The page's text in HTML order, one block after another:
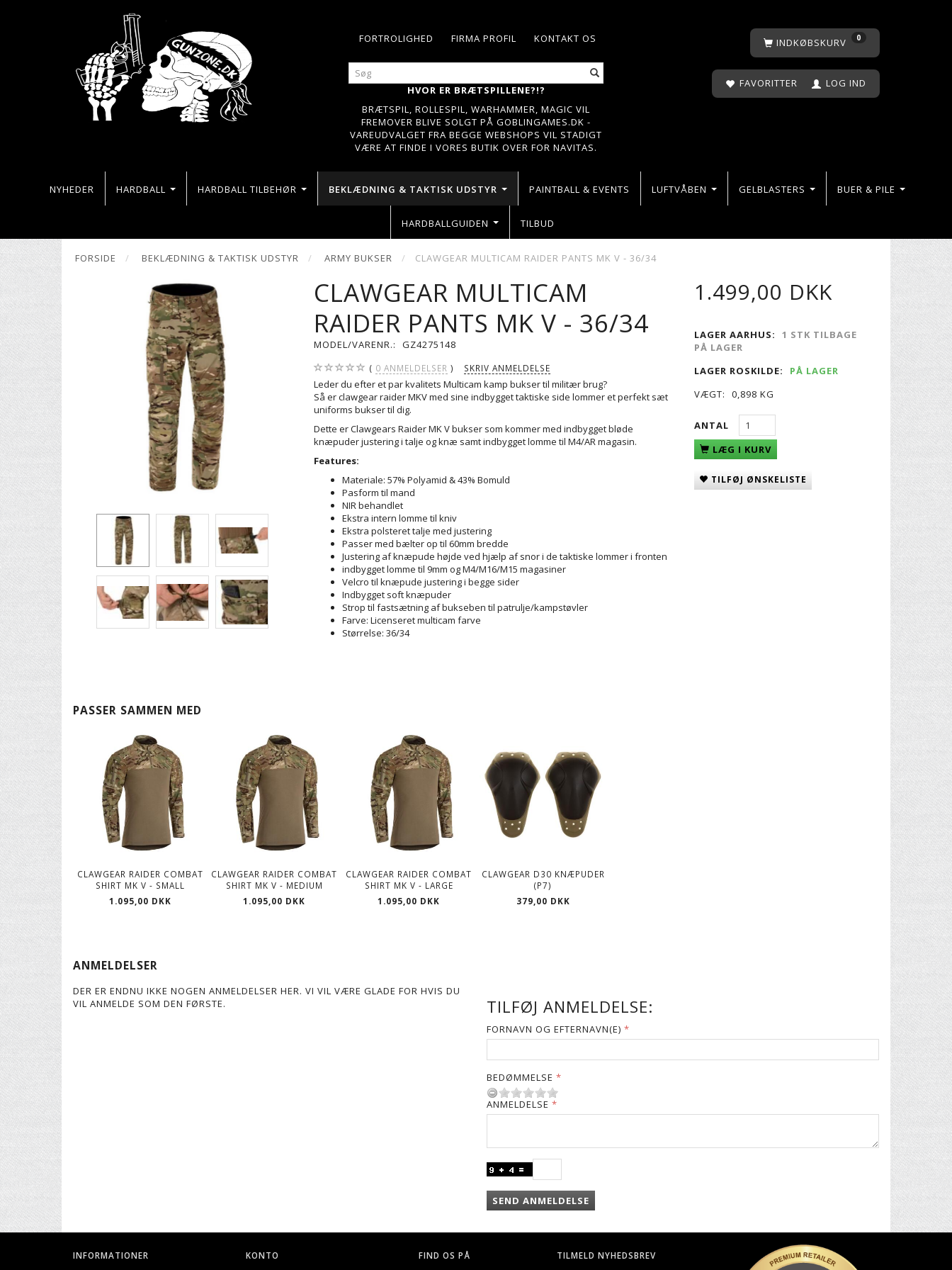
KONTAKT OS
FIRMA PROFIL
FORTROLIGHED
HVOR ER BRÆTSPILLENE?!?
BRÆTSPIL, ROLLESPIL, WARHAMMER, MAGIC VIL
FREMOVER BLIVE SOLGT PÅ GOBLINGAMES.DK -
VAREUDVALGET FRA BEGGE WEBSHOPS VIL STADIGT
VÆRE AT FINDE I VORES BUTIK OVER FOR NAVITAS.
INDKØBSKURV 0
FAVORITTER LOG IND
NYHEDER HARDBALL HARDBALL TILBEHØR BEKLÆDNING & TAKTISK UDSTYR PAINTBALL & EVENTS LUFTVÅBEN GELBLASTERS BUER & PILE
HARDBALLGUIDEN TILBUD
FORSIDE BEKLÆDNING & TAKTISK UDSTYR ARMY BUKSER CLAWGEAR MULTICAM RAIDER PANTS MK V - 36/34
CLAWGEAR MULTICAM
RAIDER PANTS MK V - 36/34
MODEL/VARENR.: GZ4275148
0 ANMELDELSER SKRIV ANMELDELSE
Leder du efter et par kvalitets Multicam kamp bukser til militær brug?
Så er clawgear raider MKV med sine indbygget taktiske side lommer et perfekt sæt
uniforms bukser til dig.
Dette er Clawgears Raider MK V bukser som kommer med indbygget bløde
knæpuder justering i talje og knæ samt indbygget lomme til M4/AR magasin.
Features:
Materiale: 57% Polyamid & 43% Bomuld
Pasform til mand
NIR behandlet
Ekstra intern lomme til kniv
Ekstra polsteret talje med justering
Passer med bælter op til 60mm bredde
Justering af knæpude højde ved hjælp af snor i de taktiske lommer i fronten
indbygget lomme til 9mm og M4/M16/M15 magasiner
Velcro til knæpude justering i begge sider
Indbygget soft knæpuder
Strop til fastsætning af bukseben til patrulje/kampstøvler
Farve: Licenseret multicam farve
Størrelse: 36/34
1.499,00 DKK
LAGER AARHUS:
1 STK TILBAGE
PÅ LAGER
LAGER ROSKILDE:
PÅ LAGER
VÆGT:
0,898 KG
ANTAL
LÆG I KURV
TILFØJ ØNSKELISTE
PASSER SAMMEN MED
CLAWGEAR RAIDER COMBAT
SHIRT MK V - SMALL
1.095,00 DKK
CLAWGEAR RAIDER COMBAT
SHIRT MK V - MEDIUM
1.095,00 DKK
CLAWGEAR RAIDER COMBAT
SHIRT MK V - LARGE
1.095,00 DKK
CLAWGEAR D30 KNÆPUDER
(P7)
379,00 DKK
ANMELDELSER
DER ER ENDNU IKKE NOGEN ANMELDELSER HER. VI VIL VÆRE GLADE FOR HVIS DU
VIL ANMELDE SOM DEN FØRSTE.
TILFØJ ANMELDELSE:
FORNAVN OG EFTERNAVN(E)
BEDØMMELSE
ANMELDELSE
SEND ANMELDELSE
INFORMATIONER KONTO FIND OS PÅ TILMELD NYHEDSBREV